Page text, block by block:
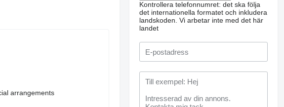
arrangements
Kontrollera telefonnumret: det ska följa
det internationella formatet och inkludera
landskoden. Vi arbetar inte med det här
landet